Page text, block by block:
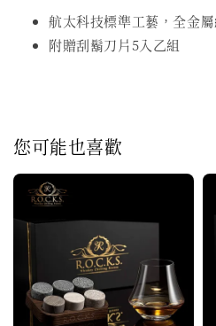
航太科技標準工藝，全金
附贈刮鬍刀片5入乙組
您可能也喜歡